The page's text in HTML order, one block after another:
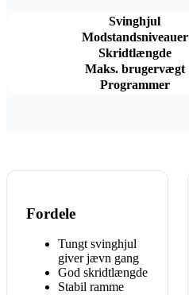
Svinghjul
Modstandsniveauer
Skridtlængde
Maks. brugervægt
Programmer
Fordele
Tungt svinghjul
giver jævn gang
God skridtlængde
Stabil ramme